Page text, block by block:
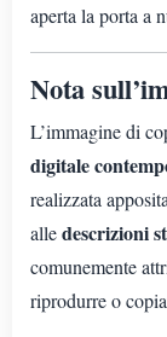
aperta la porta a
Nota
L’immagine di
digitale
realizzata
alledescrizioni
comunemente
riprodurre o